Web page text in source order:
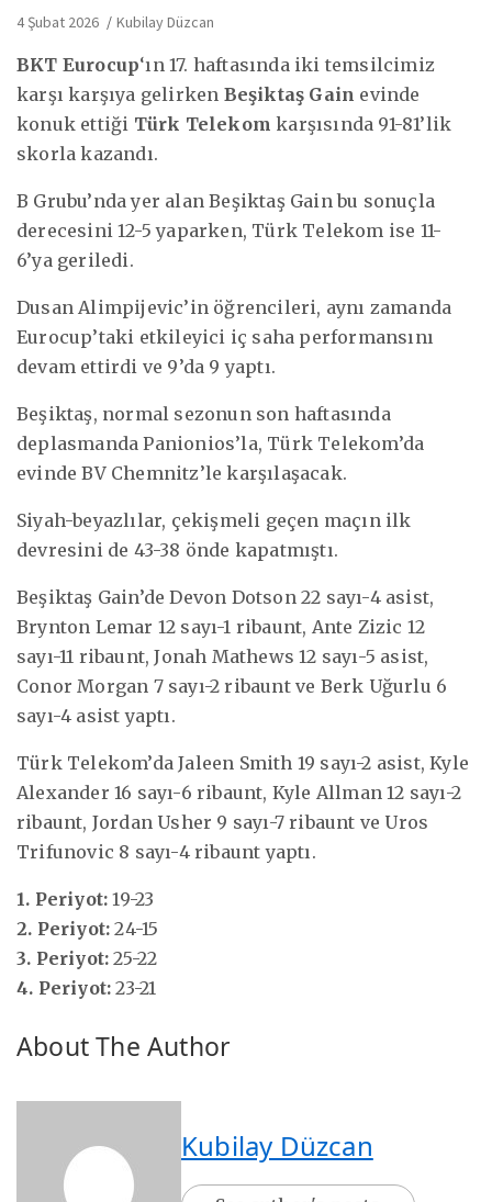
4 Şubat 2026 Kubilay Düzcan
BKT Eurocup‘ın 17. haftasında iki temsilcimiz
karşı karşıya gelirken Beşiktaş Gain evinde
konuk ettiği Türk Telekom karşısında 91-81’lik
skorla kazandı.
B Grubu’nda yer alan Beşiktaş Gain bu sonuçla
derecesini 12-5 yaparken, Türk Telekom ise 11-
6’ya geriledi.
Dusan Alimpijevic’in öğrencileri, aynı zamanda
Eurocup’taki etkileyici iç saha performansını
devam ettirdi ve 9’da 9 yaptı.
Beşiktaş, normal sezonun son haftasında
deplasmanda Panionios’la, Türk Telekom’da
evinde BV Chemnitz’le karşılaşacak.
Siyah-beyazlılar, çekişmeli geçen maçın ilk
devresini de 43-38 önde kapatmıştı.
Beşiktaş Gain’de Devon Dotson 22 sayı-4 asist,
Brynton Lemar 12 sayı-1 ribaunt, Ante Zizic 12
sayı-11 ribaunt, Jonah Mathews 12 sayı-5 asist,
Conor Morgan 7 sayı-2 ribaunt ve Berk Uğurlu 6
sayı-4 asist yaptı.
Türk Telekom’da Jaleen Smith 19 sayı-2 asist, Kyle
Alexander 16 sayı-6 ribaunt, Kyle Allman 12 sayı-2
ribaunt, Jordan Usher 9 sayı-7 ribaunt ve Uros
Trifunovic 8 sayı-4 ribaunt yaptı.
1. Periyot: 19-23
2. Periyot: 24-15
3. Periyot: 25-22
4. Periyot: 23-21
About The Author
Kubilay Düzcan